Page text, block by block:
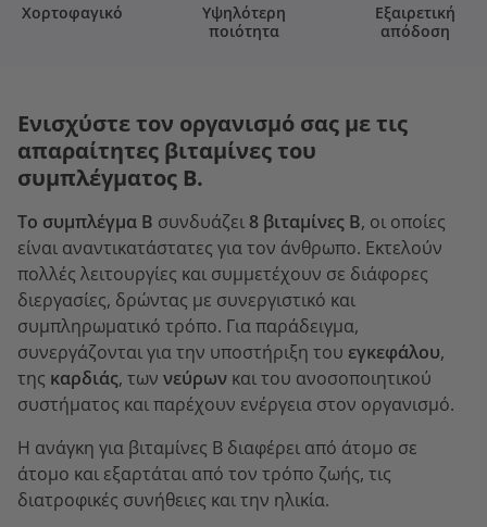
Χορτοφαγικό
Υψηλότερη
ποιότητα
Εξαιρετική
απόδοση
Ενισχύστε τον οργανισμό σας με τις
απαραίτητες βιταμίνες του
συμπλέγματος Β.
Το συμπλέγμα Β συνδυάζει 8 βιταμίνες Β, οι οποίες
είναι αναντικατάστατες για τον άνθρωπο. Εκτελούν
πολλές λειτουργίες και συμμετέχουν σε διάφορες
διεργασίες, δρώντας με συνεργιστικό και
συμπληρωματικό τρόπο. Για παράδειγμα,
συνεργάζονται για την υποστήριξη του εγκεφάλου,
της καρδιάς, των νεύρων και του ανοσοποιητικού
συστήματος και παρέχουν ενέργεια στον οργανισμό.
Η ανάγκη για βιταμίνες Β διαφέρει από άτομο σε
άτομο και εξαρτάται από τον τρόπο ζωής, τις
διατροφικές συνήθειες και την ηλικία.